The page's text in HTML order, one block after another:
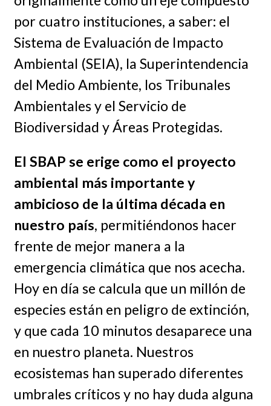
por cuatro instituciones, a saber: el
Sistema de Evaluación de Impacto
Ambiental (SEIA), la Superintendencia
del Medio Ambiente, los Tribunales
Ambientales y el Servicio de
Biodiversidad y Áreas Protegidas.
El SBAP se erige como el proyecto
ambiental más importante y
ambicioso de la última década en
nuestro país, permitiéndonos hacer
frente de mejor manera a la
emergencia climática que nos acecha.
Hoy en día se calcula que un millón de
especies están en peligro de extinción,
y que cada 10 minutos desaparece una
en nuestro planeta. Nuestros
ecosistemas han superado diferentes
umbrales críticos y no hay duda alguna